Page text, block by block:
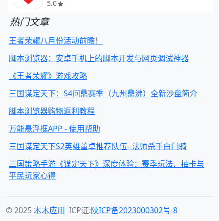
5.0
热门文章
王者荣耀八月份活动前瞻！
脚本浏览器：安卓手机上的脚本开发与网页调试神器
《王者荣耀》游戏攻略
三国谋定天下：S4问鼎赛季（九州鼎沸）全新沙盘简介
脚本浏览器购物返利教程
万能悬浮框APP - 使用帮助
三国谋定天下S2英雄董卓推荐队伍--法师杀手白门骑
三国策略手游《谋定天下》深度体验：赛季玩法、抽卡与
平民玩家心得
© 2025木木应用 ICP证:陕ICP备2023000302号-8